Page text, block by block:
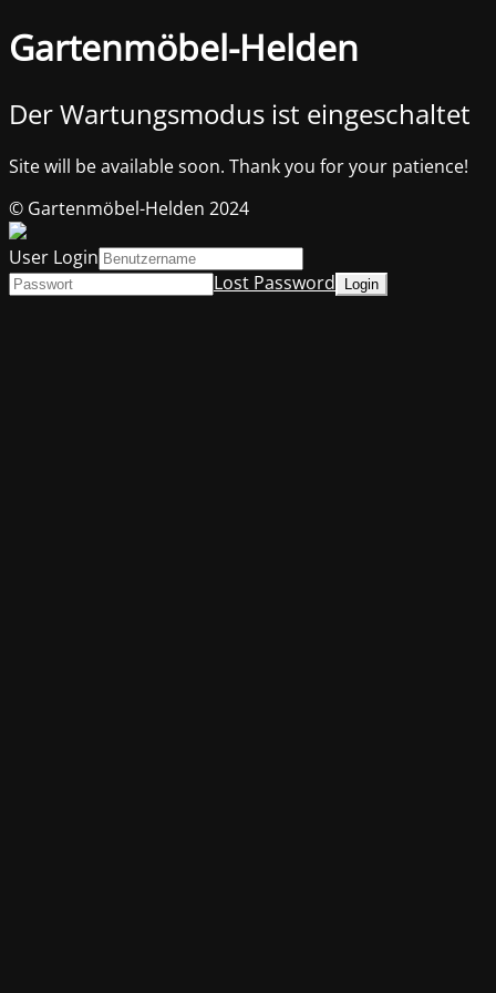
Gartenmöbel-Helden
Der Wartungsmodus ist eingeschaltet
Site will be available soon. Thank you for your patience!
© Gartenmöbel-Helden 2024
User Login
Lost Password